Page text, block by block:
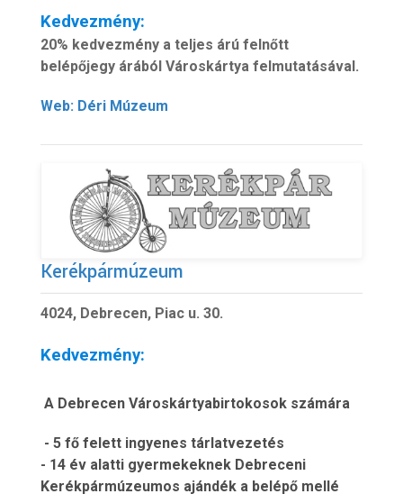
Kedvezmény:
20% kedvezmény a teljes árú felnőtt
belépőjegy árából Városkártya felmutatásával.
Web: Déri Múzeum
Kerékpármúzeum
4024, Debrecen, Piac u. 30.
Kedvezmény:
A Debrecen Városkártyabirtokosok számára
- 5 fő felett ingyenes tárlatvezetés
- 14 év alatti gyermekeknek Debreceni
Kerékpármúzeumos ajándék a belépő mellé